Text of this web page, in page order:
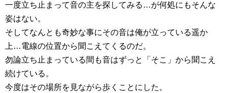
一度立ち止まって音の主を探してみる…が何処にもそんな
姿はない。
そしてなんとも奇妙な事にその音は俺が立っている遥か
上…電線の位置から聞こえてくるのだ。
勿論立ち止まっている間も音はずっと「そこ」から聞こえ
続けている。
今度はその場所を見ながら歩くことにした。